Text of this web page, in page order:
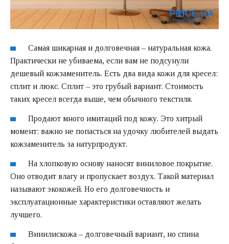
Самая шикарная и долговечная – натуральная кожа.
Практически не убиваема, если вам не подсунули
дешевый кожзаменитель. Есть два вида кожи для кресел:
сплит и люкс. Сплит – это грубый вариант. Стоимость
таких кресел всегда выше, чем обычного текстиля.
Продают много имитаций под кожу. Это хитрый
момент: важно не попасться на удочку любителей выдать
кожзаменитель за натурпродукт.
На хлопковую основу наносят виниловое покрытие.
Оно отводит влагу и пропускает воздух. Такой материал
называют экокожей. Но его долговечность и
эксплуатационные характеристики оставляют желать
лучшего.
Винилискожа – долговечный вариант, но спина